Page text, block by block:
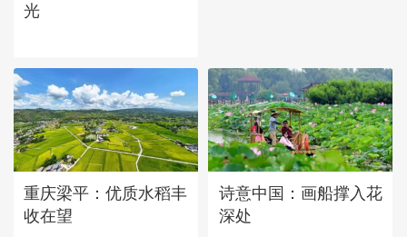
光
重庆梁平：优质水稻丰
收在望
诗意中国：画船撑入花
深处